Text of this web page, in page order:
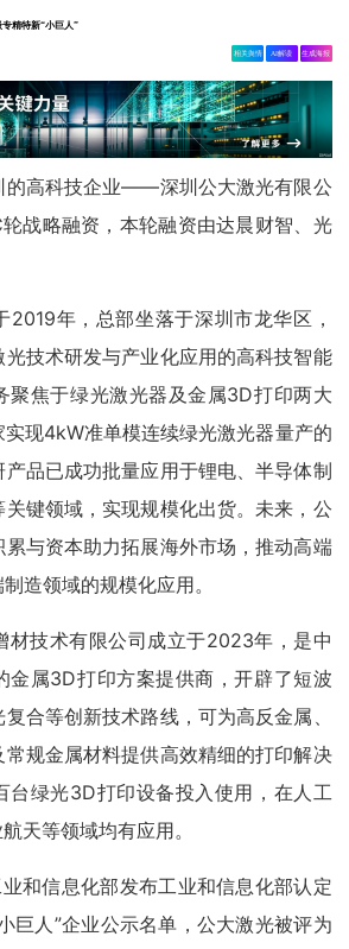
精特新“小巨人”
相关舆情 AI解读 生成海报
的高科技企业——深圳公大激光有限公
战略融资，本轮融资由达晨财智、光
2019年，总部坐落于深圳市龙华区，
技术研发与产业化应用的高科技智能
聚焦于绿光激光器及金属3D打印两大
现4kW准单模连续绿光激光器量产的
品已成功批量应用于锂电、半导体制
键领域，实现规模化出货。未来，公
与资本助力拓展海外市场，推动高端
造领域的规模化应用。
材技术有限公司成立于2023年，是中
金属3D打印方案提供商，开辟了短波
合等创新技术路线，可为高反金属、
规金属材料提供高效精细的打印解决
台绿光3D打印设备投入使用，在人工
天等领域均有应用。
和信息化部发布工业和信息化部认定
巨人”企业公示名单，公大激光被评为